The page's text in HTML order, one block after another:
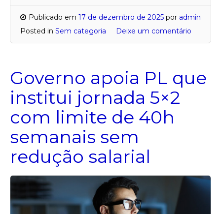
Publicado em 17 de dezembro de 2025 por admin
Posted in Sem categoria Deixe um comentário
Governo apoia PL que
institui jornada 5×2
com limite de 40h
semanais sem
redução salarial